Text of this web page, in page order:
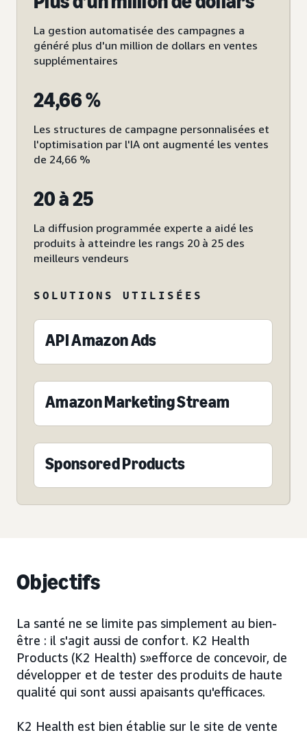
La gestion automatisée des campagnes a
généré plus d'un million de dollars en ventes
supplémentaires
24,66 %
Les structures de campagne personnalisées et
l'optimisation par l'IA ont augmenté les ventes
de 24,66 %
20 à 25
La diffusion programmée experte a aidé les
produits à atteindre les rangs 20 à 25 des
meilleurs vendeurs
SOLUTIONS UTILISÉES
API Amazon Ads
Amazon Marketing Stream
Sponsored Products
Objectifs
La santé ne se limite pas simplement au bien-
être : il s'agit aussi de confort. K2 Health
Products (K2 Health) s»efforce de concevoir, de
développer et de tester des produits de haute
qualité qui sont aussi apaisants qu'efficaces.
K2 Health est bien établie sur le site de vente